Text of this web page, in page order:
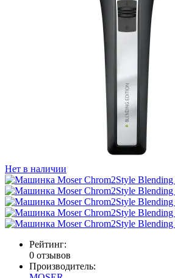
Нет в наличии
Рейтинг:
0 отзывов
Производитель: